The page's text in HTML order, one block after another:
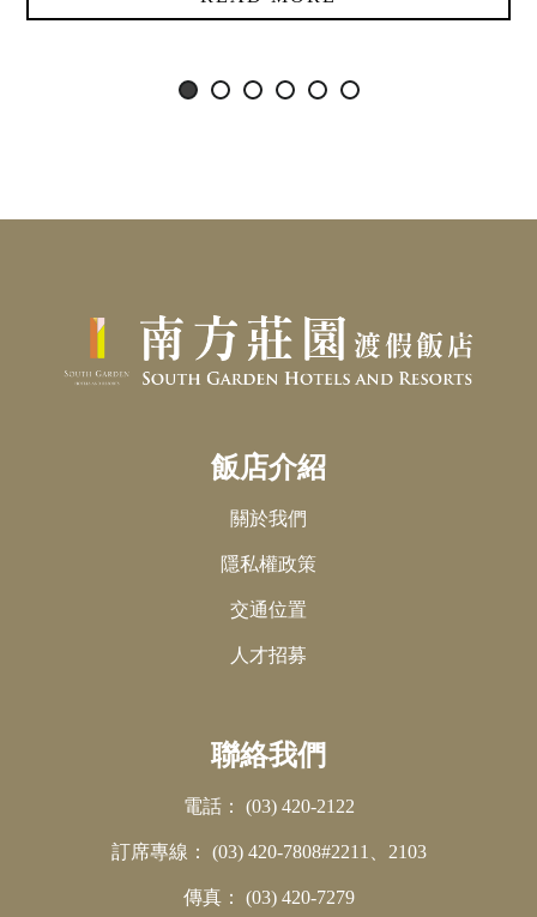
飯店介紹
關於我們
隱私權政策
交通位置
人才招募
聯絡我們
電話： (03) 420-2122
訂席專線： (03) 420-7808#2211、2103
傳真： (03) 420-7279